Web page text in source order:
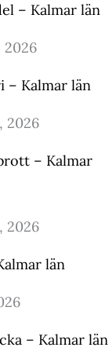
– Kalmar län
2026
– Kalmar län
2026
– Kalmar
2026
län
– Kalmar län